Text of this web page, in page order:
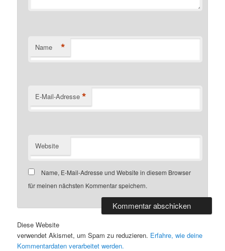
Name *
E-Mail-Adresse *
Website
Name, E-Mail-Adresse und Website in diesem Browser
für meinen nächsten Kommentar speichern.
Diese Website
verwendet Akismet, um Spam zu reduzieren. Erfahre, wie deine
Kommentardaten verarbeitet werden.